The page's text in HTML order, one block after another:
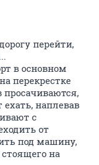
перейти,
в основном
перекрестке
просачиваются,
наплевав
с
от
под машину,
на